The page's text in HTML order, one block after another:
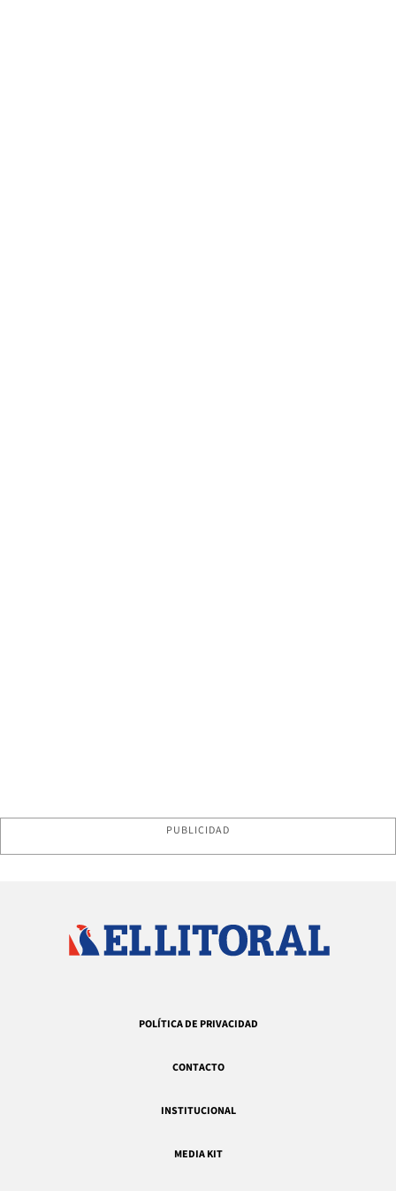
PUBLICIDAD
POLÍTICA DE PRIVACIDAD
CONTACTO
INSTITUCIONAL
MEDIA KIT